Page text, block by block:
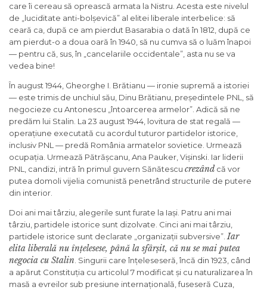
care îi cereau să oprească armata la Nistru. Acesta este nivelul
de „luciditate anti-bolșevică” al elitei liberale interbelice: să
ceară ca, după ce am pierdut Basarabia o dată în 1812, după ce
am pierdut-o a doua oară în 1940, să nu cumva să o luăm înapoi
— pentru că, sus, în „cancelariile occidentale”, asta nu se va
vedea bine!
În august 1944, Gheorghe I. Brătianu — ironie supremă a istoriei
— este trimis de unchiul său, Dinu Brătianu, președintele PNL, să
negocieze cu Antonescu „întoarcerea armelor”. Adică să ne
predăm lui Stalin. La 23 august 1944, lovitura de stat regală —
operațiune executată cu acordul tuturor partidelor istorice,
inclusiv PNL — predă România armatelor sovietice. Urmează
ocupația. Urmează Pătrășcanu, Ana Pauker, Vișinski. Iar liderii
PNL, candizi, intră în primul guvern Sănătescu crezând că vor
putea domoli vijelia comunistă penetrând structurile de putere
din interior.
Doi ani mai târziu, alegerile sunt furate la Iași. Patru ani mai
târziu, partidele istorice sunt dizolvate. Cinci ani mai târziu,
partidele istorice sunt declarate „organizații subversive”. Iar
elita liberală nu înțelesese, până la sfârșit, că nu se mai putea
negocia cu Stalin . Singurii care înțeleseseră, încă din 1923, când
a apărut Constituția cu articolul 7 modificat și cu naturalizarea în
masă a evreilor sub presiune internațională, fuseseră Cuza,